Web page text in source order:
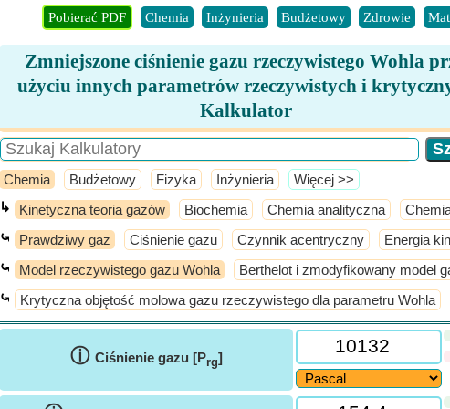
Pobierać PDF Chemia Inżynieria Budżetowy Zdrowie
Zmniejszone ciśnienie gazu rzeczywistego Wohla
użyciu innych parametrów rzeczywistych i
Kalkulator
Chemia Budżetowy Fizyka Inżynieria ​Więcej >>
↳ Kinetyczna teoria gazów Biochemia Chemia analityczna
⤿ Prawdziwy gaz Ciśnienie gazu Czynnik acentryczny Energia
⤿ Model rzeczywistego gazu Wohla Berthelot i zmodyfikowany model
⤿ Krytyczna objętość molowa gazu rzeczywistego dla parametru Wohla
ⓘ Ciśnienie gazu [Prg]